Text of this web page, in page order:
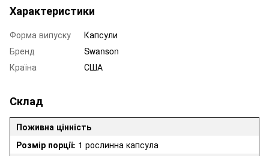
Характеристики
Форма випуску
Капсули
Бренд
Swanson
Країна
США
Склад
Поживна цінність
Розмір порції: 1 рослинна капсула